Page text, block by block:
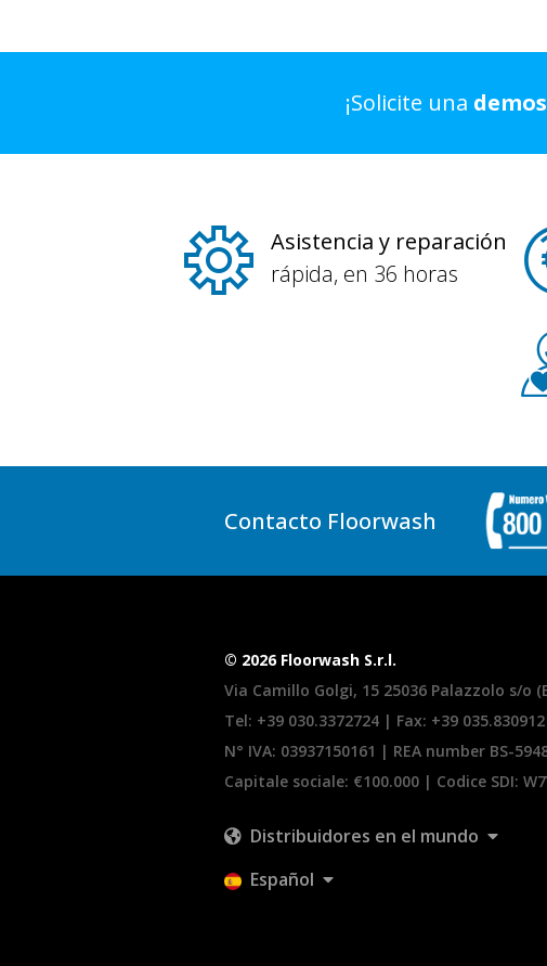
¡Solicite una
Asistencia y reparación
rápida, en 36 horas
Contacto Floorwash
© 2026 Floorwash S.r.l.
Via Camillo Golgi, 15 25036 Palazzolo s/o
Tel: +39 030.3372724 | Fax: +39
N° IVA: 03937150161 | REA number BS-
Capitale sociale: €100.000 | Codice SDI:
Distribuidores en el mundo
Español